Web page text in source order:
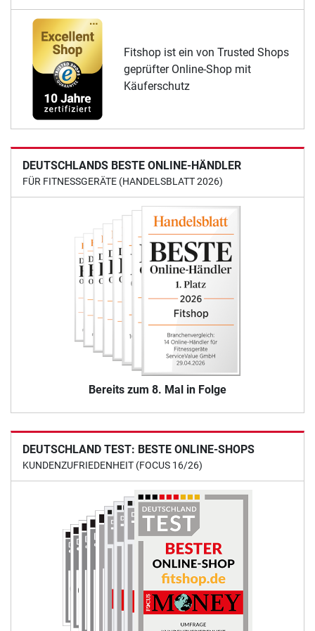
Fitshop ist ein von Trusted Shops
geprüfter Online-Shop mit
Käuferschutz
DEUTSCHLANDS BESTE ONLINE-HÄNDLER
FÜR FITNESSGERÄTE (HANDELSBLATT 2026)
Bereits zum 8. Mal in Folge
DEUTSCHLAND TEST: BESTE ONLINE-SHOPS
KUNDENZUFRIEDENHEIT (FOCUS 16/26)